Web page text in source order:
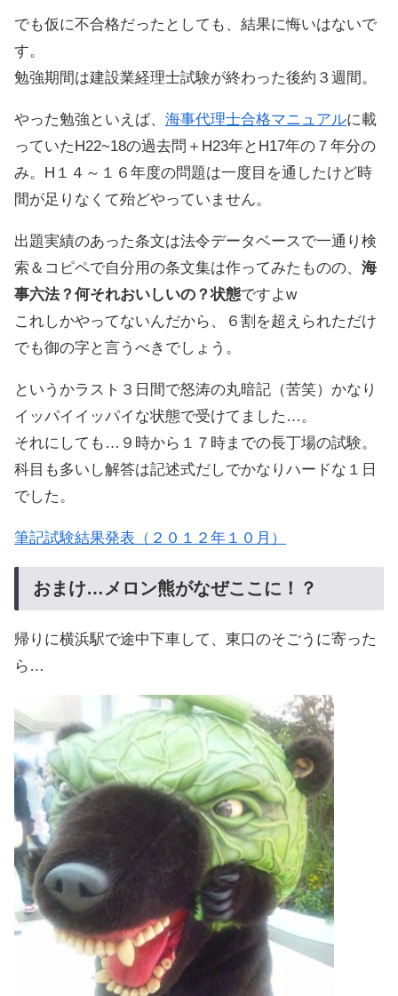
でも仮に不合格だったとしても、結果に悔いはないで
す。
勉強期間は建設業経理士試験が終わった後約３週間。
やった勉強といえば、 海事代理士合格マニュアルに載
っていたH22~18の過去問＋H23年とH17年の７年分の
み。H１４～１６年度の問題は一度目を通したけど時
間が足りなくて殆どやっていません。
出題実績のあった条文は法令データベースで一通り検
索＆コピペで自分用の条文集は作ってみたものの、 海
事六法？何それおいしいの？状態ですよw
これしかやってないんだから、６割を超えられただけ
でも御の字と言うべきでしょう。
というかラスト３日間で怒涛の丸暗記（苦笑）かなり
イッパイイッパイな状態で受けてました…。
それにしても…９時から１７時までの長丁場の試験。
科目も多いし解答は記述式だしでかなりハードな１日
でした。
筆記試験結果発表（２０１２年１０月）
おまけ…メロン熊がなぜここに！？
帰りに横浜駅で途中下車して、東口のそごうに寄った
ら…